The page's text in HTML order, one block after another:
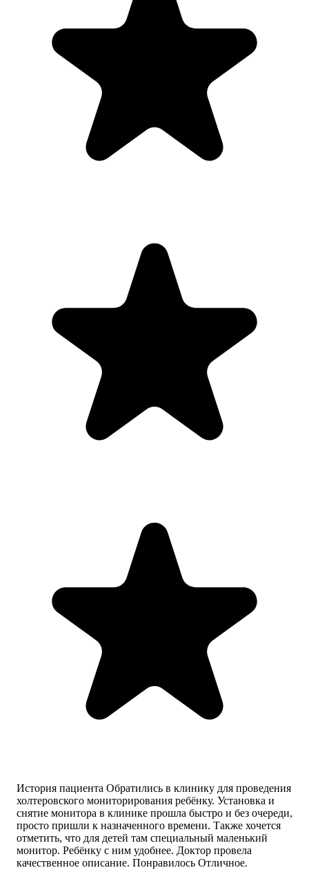
История пациента Обратились в клинику для проведения
холтеровского мониторирования ребёнку. Установка и
снятие монитора в клинике прошла быстро и без очереди,
просто пришли к назначенного времени. Также хочется
отметить, что для детей там специальный маленький
монитор. Ребёнку с ним удобнее. Доктор провела
качественное описание. Понравилось Отличное.